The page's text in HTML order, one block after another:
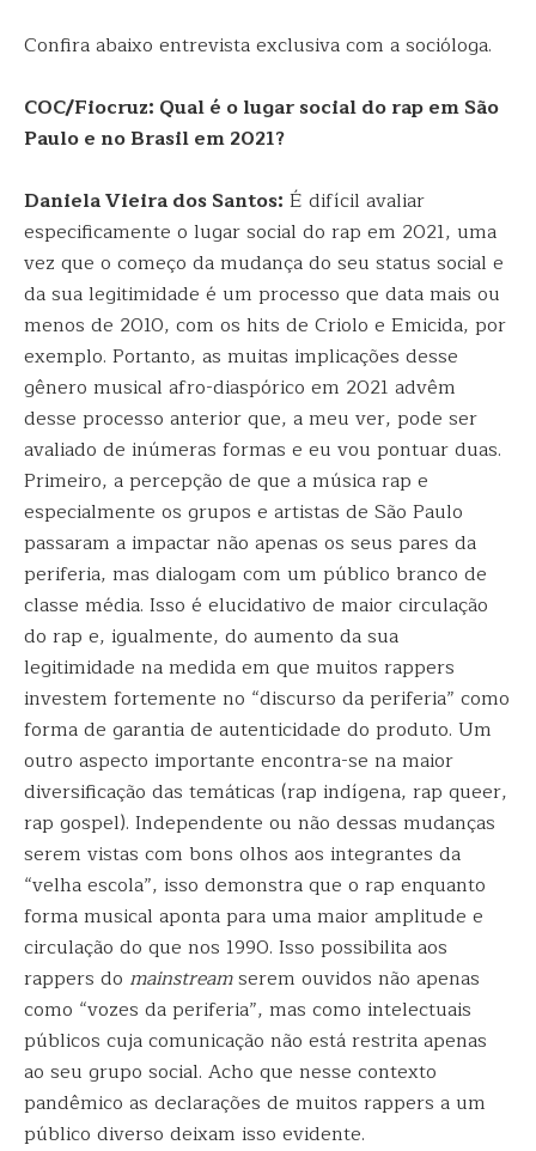
Confira abaixo entrevista exclusiva com a socióloga.
COC/Fiocruz: Qual é o lugar social do rap em São
Paulo e no Brasil em 2021?
Daniela Vieira dos Santos: É difícil avaliar
especificamente o lugar social do rap em 2021, uma
vez que o começo da mudança do seu status social e
da sua legitimidade é um processo que data mais ou
menos de 2010, com os hits de Criolo e Emicida, por
exemplo. Portanto, as muitas implicações desse
gênero musical afro-diaspórico em 2021 advêm
desse processo anterior que, a meu ver, pode ser
avaliado de inúmeras formas e eu vou pontuar duas.
Primeiro, a percepção de que a música rap e
especialmente os grupos e artistas de São Paulo
passaram a impactar não apenas os seus pares da
periferia, mas dialogam com um público branco de
classe média. Isso é elucidativo de maior circulação
do rap e, igualmente, do aumento da sua
legitimidade na medida em que muitos rappers
investem fortemente no “discurso da periferia” como
forma de garantia de autenticidade do produto. Um
outro aspecto importante encontra-se na maior
diversificação das temáticas (rap indígena, rap queer,
rap gospel). Independente ou não dessas mudanças
serem vistas com bons olhos aos integrantes da
“velha escola”, isso demonstra que o rap enquanto
forma musical aponta para uma maior amplitude e
circulação do que nos 1990. Isso possibilita aos
rappers do mainstreamserem ouvidos não apenas
como “vozes da periferia”, mas como intelectuais
públicos cuja comunicação não está restrita apenas
ao seu grupo social. Acho que nesse contexto
pandêmico as declarações de muitos rappers a um
público diverso deixam isso evidente.